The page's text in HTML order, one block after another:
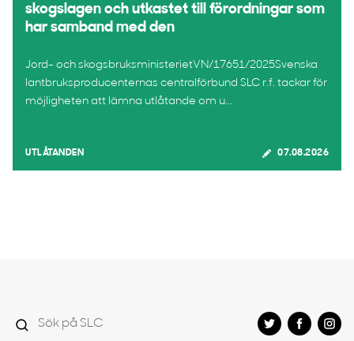
skogslagen och utkastet till förordningar som
har samband med den
Jord- och skogsbruksministerietVN/17651/2025Svenska
lantbruksproducenternas centralförbund SLC r.f. tackar för
möjligheten att lämna utlåtande om u...
UTLÅTANDEN 07.08.2026